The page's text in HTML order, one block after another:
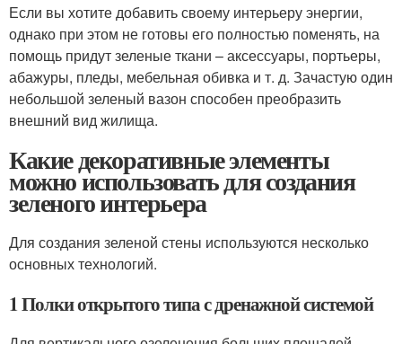
Если вы хотите добавить своему интерьеру энергии,
однако при этом не готовы его полностью поменять, на
помощь придут зеленые ткани – аксессуары, портьеры,
абажуры, пледы, мебельная обивка и т. д. Зачастую один
небольшой зеленый вазон способен преобразить
внешний вид жилища.
Какие декоративные элементы
можно использовать для создания
зеленого интерьера
Для создания зеленой стены используются несколько
основных технологий.
1 Полки открытого типа с дренажной системой